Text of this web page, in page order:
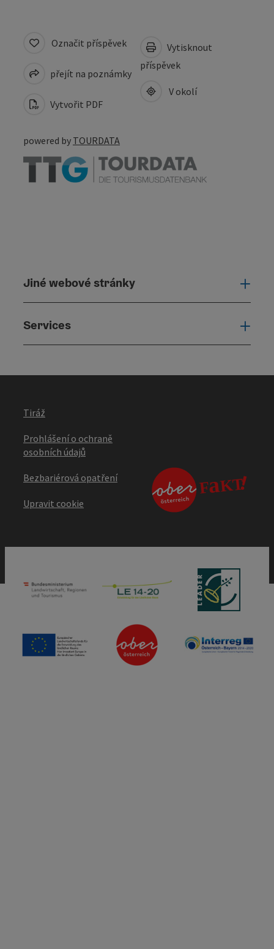
Označit příspěvek
přejít na poznámky
Vytvořit PDF
Vytisknout
příspěvek
V okolí
powered by TOURDATA
Jiné webové stránky
Services
Tiráž
Prohlášení o ochraně
osobních údajů
Bezbariérová opatření
Upravit cookie